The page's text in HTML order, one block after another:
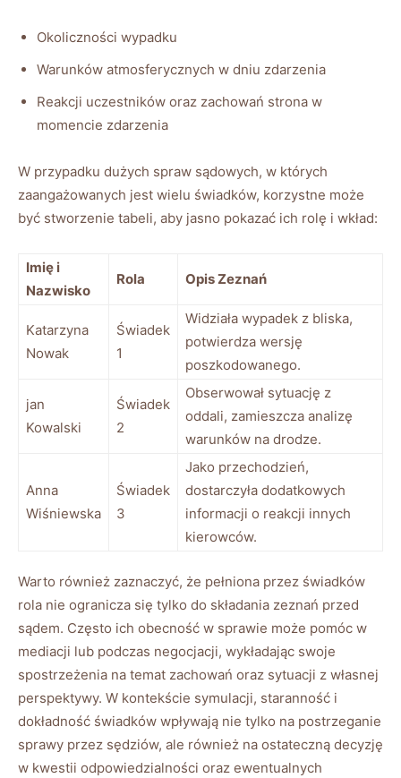
Okoliczności wypadku
Warunków atmosferycznych w dniu zdarzenia
Reakcji uczestników oraz zachowań strona w
momencie zdarzenia
W przypadku dużych spraw sądowych, w których
zaangażowanych jest wielu świadków, korzystne może
być stworzenie tabeli, aby jasno pokazać ich rolę i wkład:
Imię i
Nazwisko
Rola Opis Zeznań
Katarzyna
Nowak
Świadek
1
Widziała wypadek z bliska,
potwierdza wersję
poszkodowanego.
jan
Kowalski
Świadek
2
Obserwował sytuację z
oddali, zamieszcza analizę
warunków na drodze.
Anna
Wiśniewska
Świadek
3
Jako przechodzień,
dostarczyła dodatkowych
informacji o reakcji innych
kierowców.
Warto również zaznaczyć, że pełniona przez świadków
rola nie ogranicza się tylko do składania zeznań przed
sądem. Często ich obecność w sprawie może pomóc w
mediacji lub podczas negocjacji, wykładając swoje
spostrzeżenia na temat zachowań oraz sytuacji z własnej
perspektywy. W kontekście symulacji, staranność i
dokładność świadków wpływają nie tylko na postrzeganie
sprawy przez sędziów, ale również na ostateczną decyzję
w kwestii odpowiedzialności oraz ewentualnych